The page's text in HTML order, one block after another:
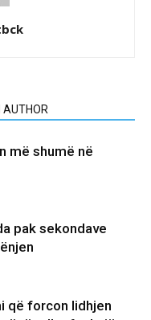
AUTHOR
më shumë në
pak sekondave
që forcon lidhjen